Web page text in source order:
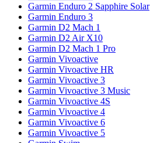
Garmin Enduro 2 Sapphire Solar
Garmin Enduro 3
Garmin D2 Mach 1
Garmin D2 Air X10
Garmin D2 Mach 1 Pro
Garmin Vivoactive
Garmin Vivoactive HR
Garmin Vivoactive 3
Garmin Vivoactive 3 Music
Garmin Vivoactive 4S
Garmin Vivoactive 4
Garmin Vivoactive 6
Garmin Vivoactive 5